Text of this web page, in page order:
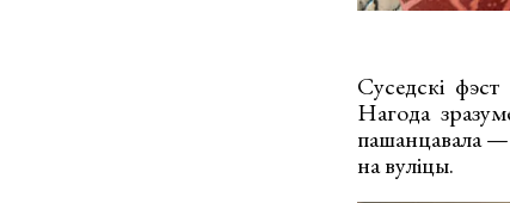
Суседскі фэст
Нагода
пашанцавала —
на вуліцы.